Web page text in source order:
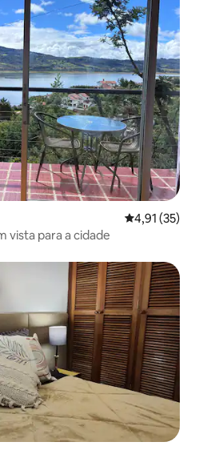
4,91 de uma
4,91 (35)
vista para a cidade